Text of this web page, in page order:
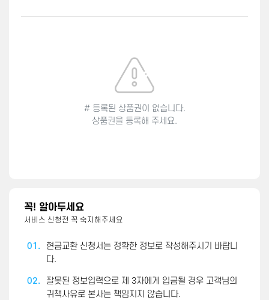
# 등록된 상품권이 없습니다.
상품권을 등록해 주세요.
꼭! 알아두세요
서비스 신청전 꼭 숙지해주세요
01.
현금교환 신청서는 정확한 정보로 작성해주시기 바랍니
다.
02.
잘못된 정보입력으로 제 3자에게 입금될 경우 고객님의
귀책사유로 본사는 책임지지 않습니다.